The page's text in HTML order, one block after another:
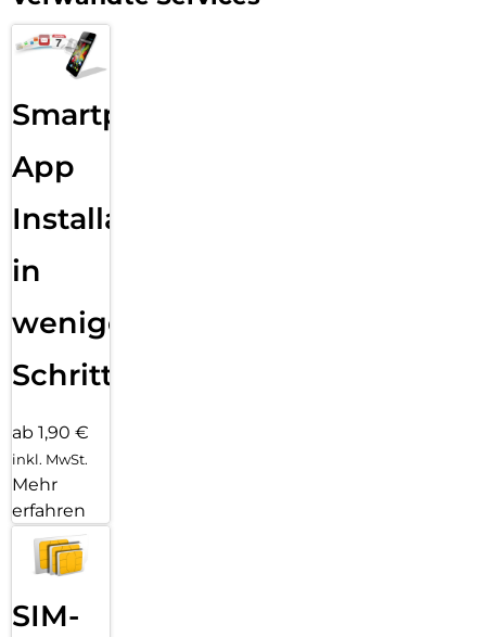
Smartphone
App
Installation
in
wenigen
Schritten
ab 1,90 €
inkl. MwSt.
Mehr
erfahren
SIM-